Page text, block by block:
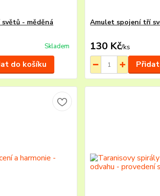
- měděná
Skladem
do košíku
Amulet spojení tří
130 Kč/ks